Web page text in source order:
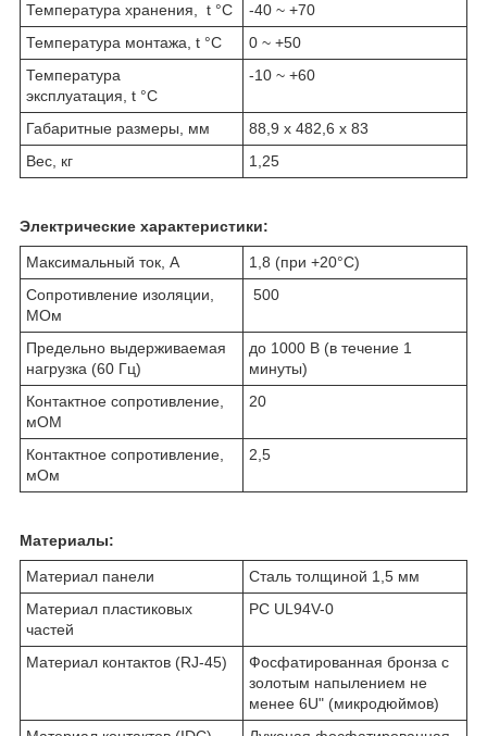
Температура хранения, t °C
-40 ~ +70
Температура монтажа, t °C
0 ~ +50
Температура
эксплуатация, t °C
-10 ~ +60
Габаритные размеры, мм
88,9 х 482,6 х 83
Вес, кг
1,25
Электрические характеристики:
Максимальный ток, А
1,8 (при +20°C)
Сопротивление изоляции,
МОм
500
Предельно выдерживаемая
нагрузка (60 Гц)
до 1000 В (в течение 1
минуты)
Контактное сопротивление,
мОМ
20
Контактное сопротивление,
мОм
2,5
Материалы:
Материал панели
Сталь толщиной 1,5 мм
Материал пластиковых
частей
PC UL94V-0
Материал контактов (RJ-45)
Фосфатированная бронза с
золотым напылением не
менее 6U" (микродюймов)